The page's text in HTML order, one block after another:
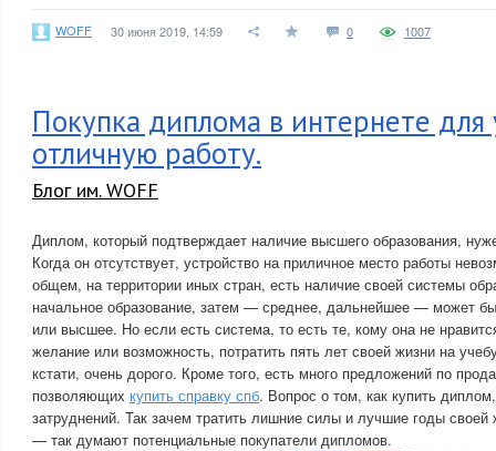
WOFF 30 июня 2019, 14:59 0 1007
Покупка диплома в интернете для
отличную работу.
Блог им. WOFF
Диплом, который подтверждает наличие высшего образования,
Когда он отсутствует, устройство на приличное место работы
общем, на территории иных стран, есть наличие своей системы
начальное образование, затем — среднее, дальнейшее — может
или высшее. Но если есть система, то есть те, кому она не
желание или возможность, потратить пять лет своей жизни на
кстати, очень дорого. Кроме того, есть много предложений по
позволяющих купить справку спб. Вопрос о том, как купить
затруднений. Так зачем тратить лишние силы и лучшие годы
— так думают потенциальные покупатели дипломов.